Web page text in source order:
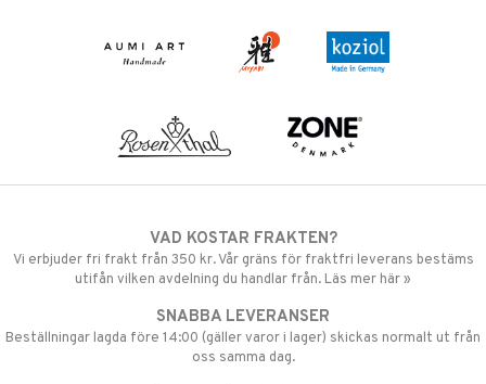
VAD KOSTAR FRAKTEN?
Vi erbjuder fri frakt från 350 kr. Vår gräns för fraktfri leverans bestäms
utifån vilken avdelning du handlar från. Läs mer här »
SNABBA LEVERANSER
Beställningar lagda före 14:00 (gäller varor i lager) skickas normalt ut från
oss samma dag.